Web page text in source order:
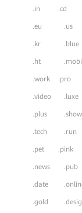
.in .cd
.eu .us
.kr .blue
.ht .mobi
.work .pro
.video .luxe
.plus .show
.tech .run
.pet .pink
.news .pub
.date
.gold